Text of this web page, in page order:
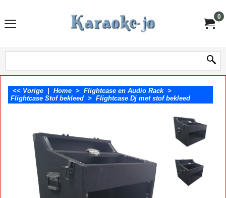
0
<< Vorige Home > Flightcase en Audio Rack>
Flightcase Stof bekleed > Flightcase Dj met stof bekleed